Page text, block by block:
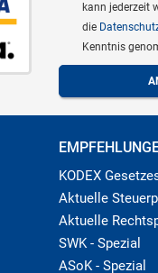
kann jederzeit
die
Kenntnis
KODEX
Aktuelle
Aktuelle
SWK - Spezial
ASoK - Spezial